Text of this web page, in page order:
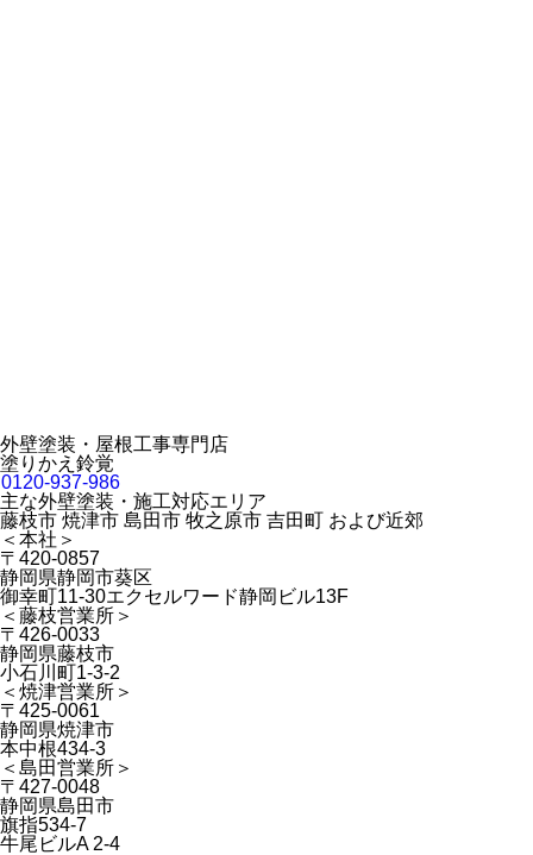
外壁塗装・屋根工事専門店
塗りかえ鈴覚
0120-937-986
主な外壁塗装・施工対応エリア
藤枝市 焼津市 島田市 牧之原市 吉田町 および近郊
＜本社＞
〒420-0857
静岡県静岡市葵区
御幸町11-30エクセルワード静岡ビル13F
＜藤枝営業所＞
〒426-0033
静岡県藤枝市
小石川町1-3-2
＜焼津営業所＞
〒425-0061
静岡県焼津市
本中根434-3
＜島田営業所＞
〒427-0048
静岡県島田市
旗指534-7
牛尾ビルA 2-4